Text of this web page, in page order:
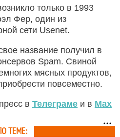
только в 1993
Фер, один из
сети Usenet.
название получил в
Spam. Свиной
мясных продуктов,
повсеместно.
в Телеграме и в Max
ТЕМЕ: